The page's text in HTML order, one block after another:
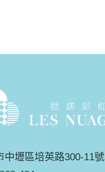
中壢區培英路300-11號